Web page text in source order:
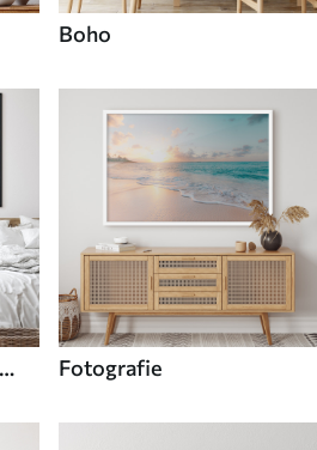
Boho
Fotografie